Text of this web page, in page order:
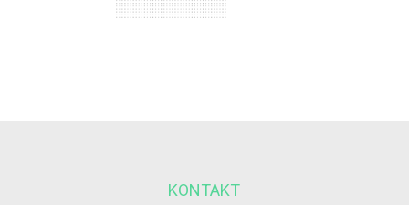
KONTAKT